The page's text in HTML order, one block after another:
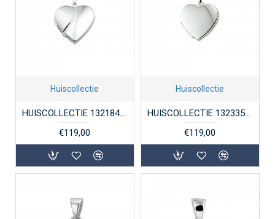
Huiscollectie
HUISCOLLECTIE 1321841 ZILVEREN MEDAILLON HART
€119,00
Huiscollectie
HUISCOLLECTIE 1323355 ZILVEREN MEDAILLON HART
€119,00